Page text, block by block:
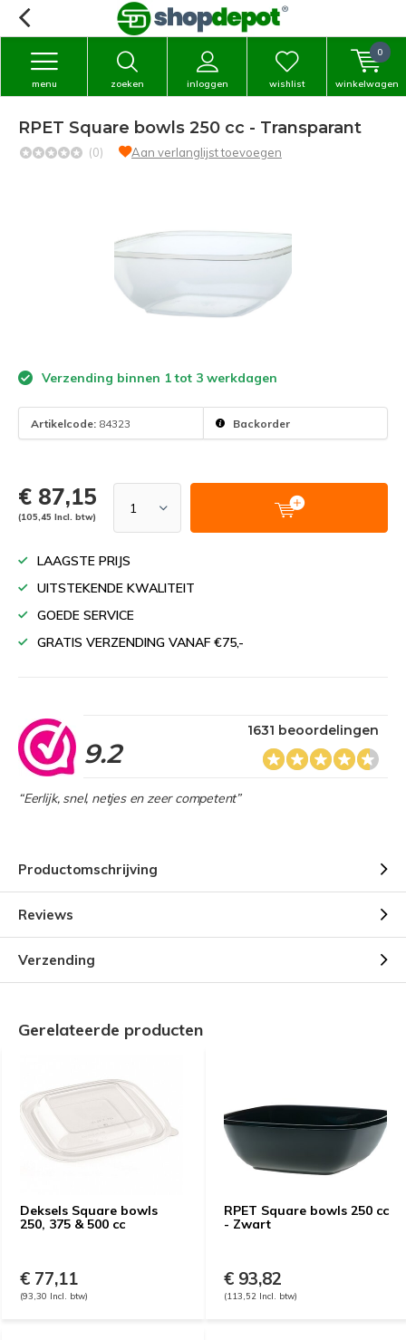
zoeken inloggen
menu wishlist winkelwagen
0
RPET Square bowls 250 cc - Transparant
(0) Aan verlanglijst toevoegen
Verzending binnen 1 tot 3 werkdagen
Artikelcode: 84323 Backorder
€ 87,15
(105,45 Incl. btw)
LAAGSTE PRIJS
UITSTEKENDE KWALITEIT
GOEDE SERVICE
GRATIS VERZENDING VANAF €75,-
9.2
1631 beoordelingen
“Eerlijk, snel, netjes en zeer competent”
Productomschrijving
Reviews
Verzending
Gerelateerde producten
Deksels Square bowls
250, 375 & 500 cc
€ 77,11
(93,30 Incl. btw)
RPET Square bowls 250 cc
- Zwart
€ 93,82
(113,52 Incl. btw)